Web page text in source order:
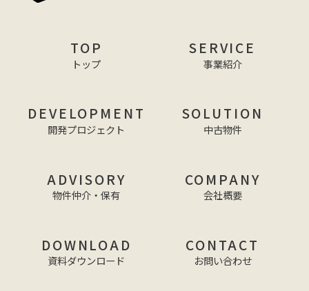
TOP
トップ
SERVICE
事業紹介
DEVELOPMENT
開発プロジェクト
SOLUTION
中古物件
ADVISORY
物件仲介・保有
COMPANY
会社概要
DOWNLOAD
資料ダウンロード
CONTACT
お問い合わせ